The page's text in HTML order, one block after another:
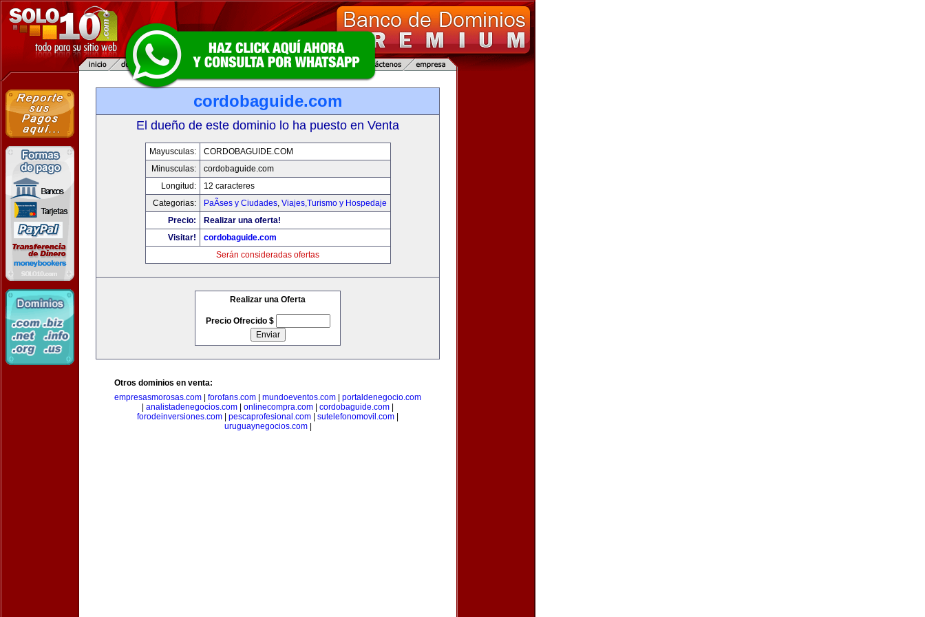
cordobaguide.com
El dueño de este dominio lo ha puesto en Venta
Mayusculas:
CORDOBAGUIDE.COM
Minusculas:
cordobaguide.com
Longitud:
12 caracteres
Categorias:
PaÃ­ses y Ciudades, Viajes,Turismo y Hospedaje
Precio:
Realizar una oferta!
Visitar!
cordobaguide.com
Serán consideradas ofertas
Realizar una Oferta
Precio Ofrecido $
Otros dominios en venta:
empresasmorosas.com
forofans.com mundoeventos.com
portaldenegocio.com
analistadenegocios.com onlinecompra.com cordobaguide.com
forodeinversiones.com
pescaprofesional.com sutelefonomovil.com
uruguaynegocios.com|